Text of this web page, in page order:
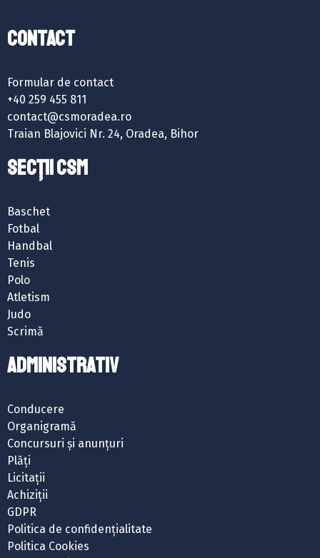
Contact
Formular de contact
+40 259 455 811
contact@csmoradea.ro
Traian Blajovici Nr. 24, Oradea, Bihor
SECȚII CSM
Baschet
Fotbal
Handbal
Tenis
Polo
Atletism
Judo
Scrimă
ADMINISTRATIV
Conducere
Organigramă
Concursuri și anunțuri
Plăți
Licitații
Achiziții
GDPR
Politica de confidențialitate
Politica Cookies